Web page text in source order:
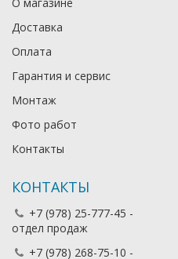
Доставка
Оплата
Гарантия и сервис
Монтаж
Фото работ
Контакты
КОНТАКТЫ
+7 (978) 25-777-45 -
отдел продаж
+7 (978) 268-75-10 -